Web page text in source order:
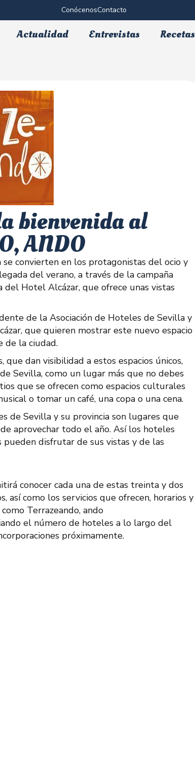
ConócenosContacto
Actualidad Entrevistas Recetas
bienvenida al
ANDO
convierten en los protagonistas del ocio y
del verano, a través de la campaña
del Hotel Alcázar, que ofrece unas vistas
de la Asociación de Hoteles de Sevilla y
que quieren mostrar este nuevo espacio
de la ciudad.
dan visibilidad a estos espacios únicos,
Sevilla, como un lugar más que no debes
que se ofrecen como espacios culturales
o tomar un café, una copa o una cena.
de Sevilla y su provincia son lugares que
aprovechar todo el año. Así los hoteles
disfrutar de sus vistas y de las
conocer cada una de estas treinta y dos
así como los servicios que ofrecen, horarios y
como Terrazeando, ando
el número de hoteles a lo largo del
próximamente.